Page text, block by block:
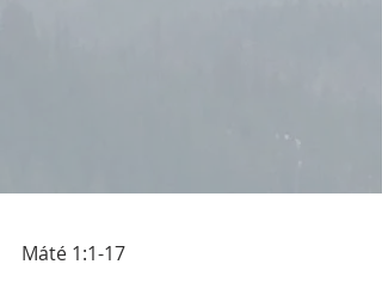
Máté 1:1-17